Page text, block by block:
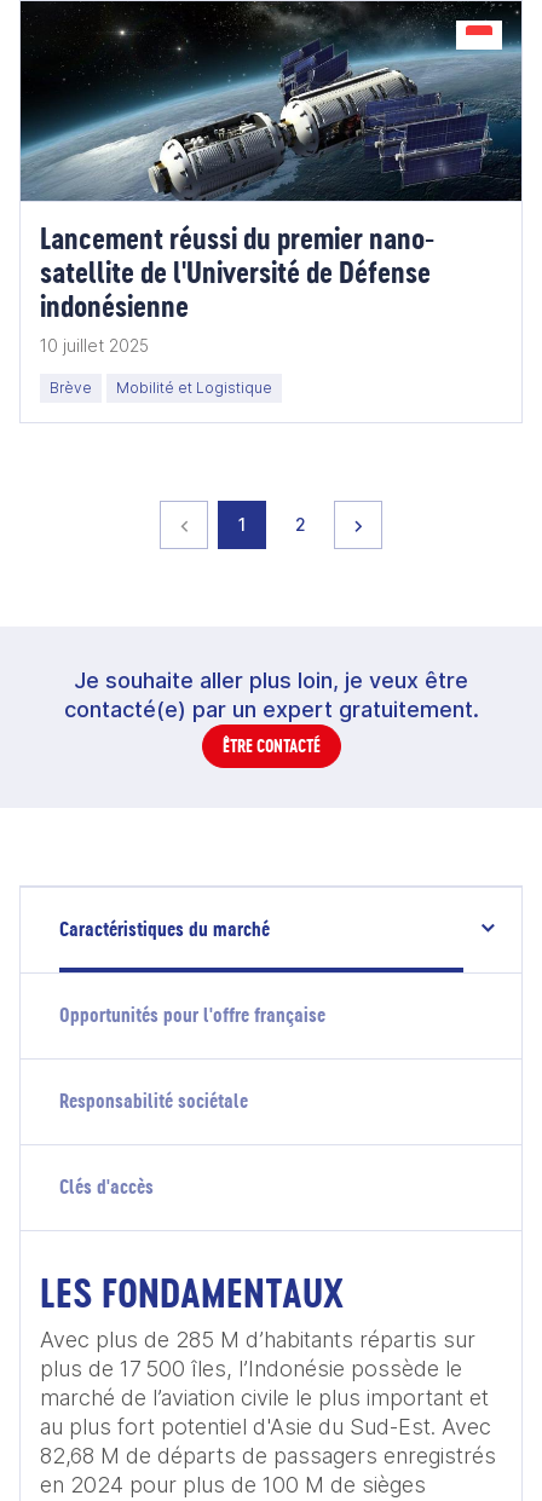
Lancement réussi du premier nano-
satellite de l'Université de Défense
indonésienne
10 juillet 2025
Brève Mobilité et Logistique
Page précédente
page
1 page
2
Je souhaite aller plus loin, je veux être
contacté(e) par un expert gratuitement.
ÊTRE CONTACTÉ
Caractéristiques du marché
Opportunités pour l'offre française
Responsabilité sociétale
Clés d'accès
LES FONDAMENTAUX
Avec plus de 285 M d’habitants répartis sur
plus de 17 500 îles, l’Indonésie possède le
marché de l’aviation civile le plus important et
au plus fort potentiel d'Asie du Sud-Est. Avec
82,68 M de départs de passagers enregistrés
en 2024 pour plus de 100 M de sièges